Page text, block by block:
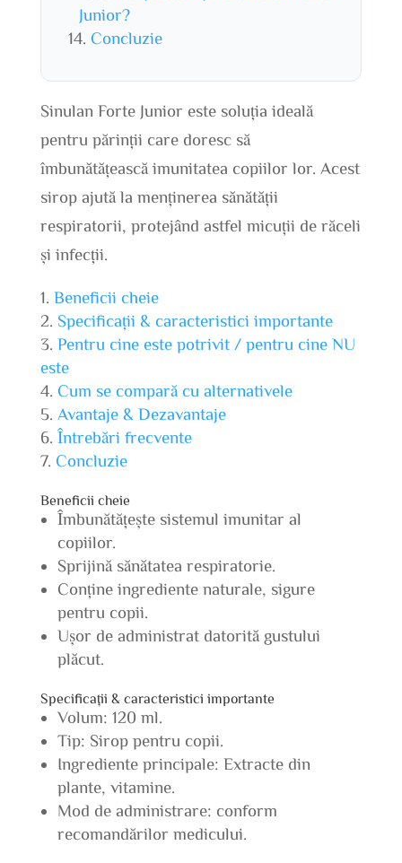
Junior?
Concluzie
Sinulan Forte Junior este soluția ideală
pentru părinții care doresc să
îmbunătățească imunitatea copiilor lor. Acest
sirop ajută la menținerea sănătății
respiratorii, protejând astfel micuții de răceli
și infecții.
Beneficii cheie
Specificații & caracteristici importante
Pentru cine este potrivit / pentru cine NU
este
Cum se compară cu alternativele
Avantaje & Dezavantaje
Întrebări frecvente
Concluzie
Beneficii cheie
Îmbunătățește sistemul imunitar al
copiilor.
Sprijină sănătatea respiratorie.
Conține ingrediente naturale, sigure
pentru copii.
Ușor de administrat datorită gustului
plăcut.
Specificații & caracteristici importante
Volum: 120 ml.
Tip: Sirop pentru copii.
Ingrediente principale: Extracte din
plante, vitamine.
Mod de administrare: conform
recomandărilor medicului.